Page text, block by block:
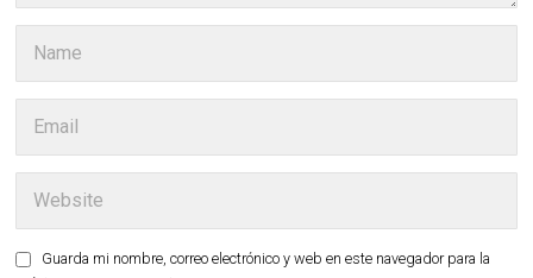
Guarda mi nombre, correo electrónico y web en este navegador para la